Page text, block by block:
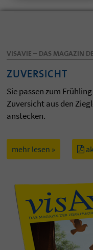
VISAVIE – DAS MAGAZIN
ZUVERSICHT
Sie passen zum
Zuversicht aus den
anstecken.
mehr lesen »